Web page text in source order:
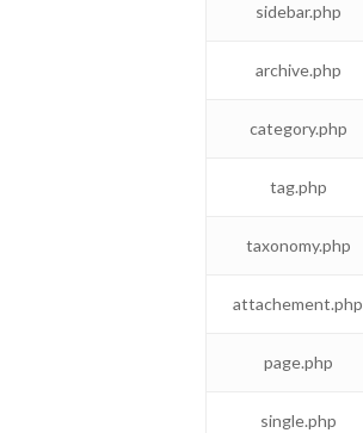
sidebar.php
archive.php
category.php
tag.php
taxonomy.php
attachement.php
page.php
single.php